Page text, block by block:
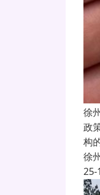
徐
政
构
徐
25-